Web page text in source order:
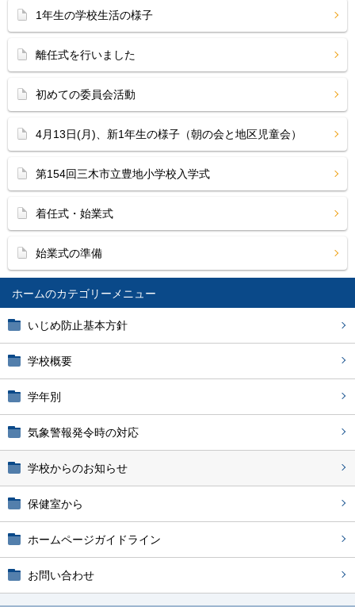
ホーム
いじめ防止基本方針
学校概要
学年別
気象警報発令時の対応
学校からのお知らせ
保健室から
ホームページガイドライン
お問い合わせ
1年生の学校生活の様子
離任式を行いました
初めての委員会活動
4月13日(月)、新1年生の様子（朝の会と地区児童会）
第154回三木市立豊地小学校入学式
着任式・始業式
始業式の準備